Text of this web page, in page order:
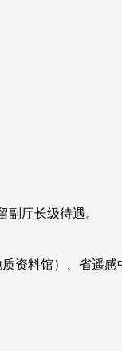
副厅长级待遇。
资料馆）、省遥感